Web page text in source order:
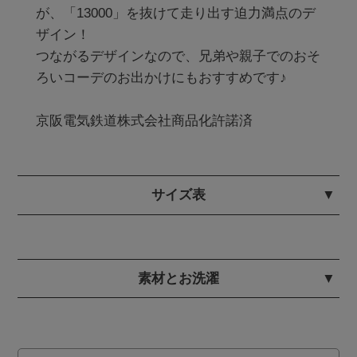
が、「13000」を抜けて走り出す迫力満点のデ
ザイン！
つながるデザインなので、兄弟や親子でのおそ
ろいコーデのお出かけにもおすすめです♪
サイズ表
素材とお洗濯